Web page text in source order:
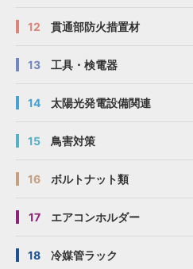
12 貫通部防火措置材
13 工具・検電器
14 太陽光発電設備関連
15 鳥害対策
16 ボルトナット類
17 エアコンホルダー
18 冷媒管ラック